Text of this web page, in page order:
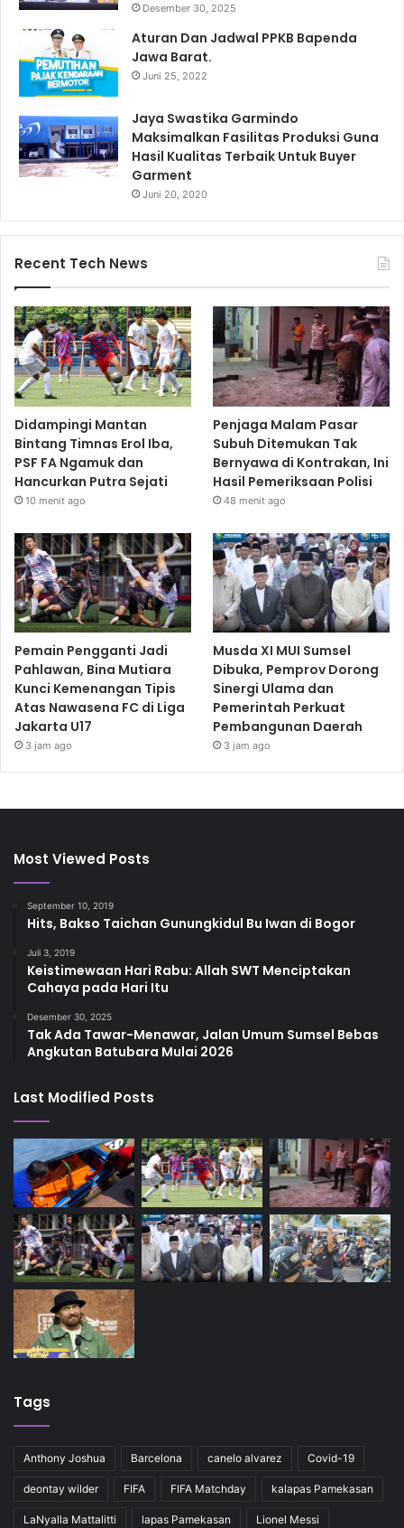
Desember 30, 2025
Aturan Dan Jadwal PPKB Bapenda
Jawa Barat.
Juni 25, 2022
Jaya Swastika Garmindo
Maksimalkan Fasilitas Produksi Guna
Hasil Kualitas Terbaik Untuk Buyer
Garment
Juni 20, 2020
Recent Tech News
Didampingi Mantan
Bintang Timnas Erol Iba,
PSF FA Ngamuk dan
Hancurkan Putra Sejati
10 menit ago
Penjaga Malam Pasar
Subuh Ditemukan Tak
Bernyawa di Kontrakan, Ini
Hasil Pemeriksaan Polisi
48 menit ago
Pemain Pengganti Jadi
Pahlawan, Bina Mutiara
Kunci Kemenangan Tipis
Atas Nawasena FC di Liga
Jakarta U17
3 jam ago
Musda XI MUI Sumsel
Dibuka, Pemprov Dorong
Sinergi Ulama dan
Pemerintah Perkuat
Pembangunan Daerah
3 jam ago
Most Viewed Posts
September 10, 2019
Hits, Bakso Taichan Gunungkidul Bu Iwan di Bogor
Juli 3, 2019
Keistimewaan Hari Rabu: Allah SWT Menciptakan
Cahaya pada Hari Itu
Desember 30, 2025
Tak Ada Tawar-Menawar, Jalan Umum Sumsel Bebas
Angkutan Batubara Mulai 2026
Last Modified Posts
Tags
Anthony Joshua Barcelona canelo alvarez Covid-19
deontay wilder FIFA FIFA Matchday kalapas Pamekasan
LaNyalla Mattalitti lapas Pamekasan Lionel Messi